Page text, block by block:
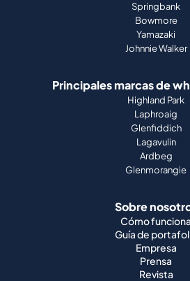
Springbank
Bowmore
Yamazaki
Johnnie Walker
Principales marcas de
Highland Park
Laphroaig
Glenfiddich
Lagavulin
Ardbeg
Glenmorangie
Sobre
Cómo funciona
Guía de
Empresa
Prensa
Revista